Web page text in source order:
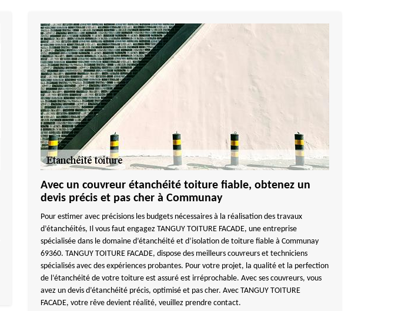
Avec un couvreur étanchéité toiture fiable, obtenez un
devis précis et pas cher à Communay
Pour estimer avec précisions les budgets nécessaires à la réalisation des travaux
d’étanchéités, Il vous faut engagez TANGUY TOITURE FACADE, une entreprise
spécialisée dans le domaine d’étanchéité et d’isolation de toiture fiable à Communay
69360. TANGUY TOITURE FACADE, dispose des meilleurs couvreurs et techniciens
spécialisés avec des expériences probantes. Pour votre projet, la qualité et la perfection
de l’étanchéité de votre toiture est assuré est irréprochable. Avec ses couvreurs, vous
avez un devis d’étanchéité précis, optimisé et pas cher. Avec TANGUY TOITURE
FACADE, votre rêve devient réalité, veuillez prendre contact.